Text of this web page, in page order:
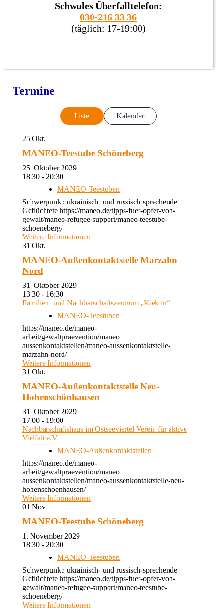
Schwules Überfalltelefon:
030-216 33 36
(täglich: 17-19:00)
Termine
Liste Kalender
25 Okt.
MANEO-Teestube Schöneberg
25. Oktober 2029
18:30 - 20:30
MANEO-Teestuben
Schwerpunkt: ukrainisch- und russisch-sprechende
Geflüchtete https://maneo.de/tipps-fuer-opfer-von-
gewalt/maneo-refugee-support/maneo-teestube-
schoeneberg/
Weitere Informationen
31 Okt.
MANEO-Außenkontaktstelle Marzahn
Nord
31. Oktober 2029
13:30 - 16:30
Familien- und Nachbarschaftszentrum „Kiek in“
MANEO-Teestuben
https://maneo.de/maneo-
arbeit/gewaltpraevention/maneo-
aussenkontaktstellen/maneo-aussenkontaktstelle-
marzahn-nord/
Weitere Informationen
31 Okt.
MANEO-Außenkontaktstelle Neu-
Hohenschönhausen
31. Oktober 2029
17:00 - 19:00
Nachbarschaftshaus im Ostseeviertel Verein für aktive
Vielfalt e.V
MANEO-Außenkontaktstellen
https://maneo.de/maneo-
arbeit/gewaltpraevention/maneo-
aussenkontaktstellen/maneo-aussenkontaktstelle-neu-
hohenschoenhausen/
Weitere Informationen
01 Nov.
MANEO-Teestube Schöneberg
1. November 2029
18:30 - 20:30
MANEO-Teestuben
Schwerpunkt: ukrainisch- und russisch-sprechende
Geflüchtete https://maneo.de/tipps-fuer-opfer-von-
gewalt/maneo-refugee-support/maneo-teestube-
schoeneberg/
Weitere Informationen